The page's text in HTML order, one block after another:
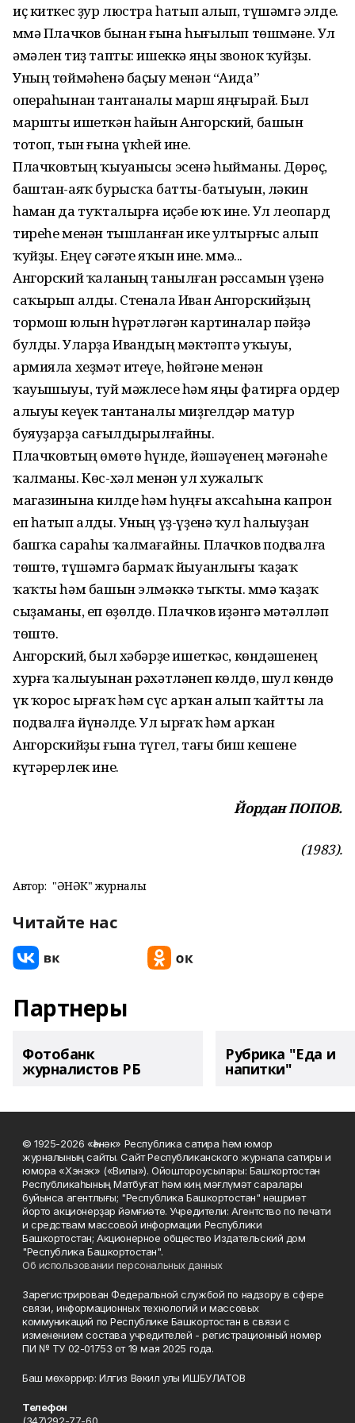
иҫ киткес ҙур люстра һатып алып, түшәм­гә элде.
Әммә Плачков бынан ғына һығылып төшмәне. Ул
әмәлен тиҙ тапты: ишеккә яңы звонок ҡуйҙы.
Уның төймәһенә баҫыу менән “Аида”
операһынан тантаналы марш яңғырай. Был
маршты ишеткән һайын Ангорский, башын
тотоп, тын ғына үкһей ине.
Плачковтың ҡыуанысы эсенә һыйманы. Дөрөҫ,
баштан-аяҡ бурысҡа батты-батыуын, ләкин
һаман да туҡталырға иҫәбе юҡ ине. Ул леопард
тиреһе менән тышланған ике ултырғыс алып
ҡуйҙы. Еңеү сәғәте яҡын ине. Әммә...
Ангорский ҡаланың танылған рәссамын үҙенә
саҡырып алды. Стенала Иван Ангорскийҙың
тормош юлын һүрәтләгән картиналар пәйҙә
булды. Уларҙа Ивандың мәктәптә уҡыуы,
армияла хеҙмәт итеүе, һөйгәне менән
ҡауышыуы, туй мәжлесе һәм яңы фатирға ордер
алыуы кеүек тантаналы миҙгелдәр матур
буяуҙарҙа сағылдырыл­ғай­ны.
Плачковтың өмөтө һүнде, йә­шәүенең мәғәнәһе
ҡалманы. Көс-хәл менән ул хужалыҡ
магазинына килде һәм һуңғы аҡ­саһына капрон
еп һатып алды. Уның үҙ-үҙенә ҡул һалыуҙан
башҡа сараһы ҡалмағайны. Плачков подвалға
төштө, тү­шәмгә бармаҡ йыуанлығы ҡа­ҙаҡ
ҡаҡты һәм башын элмәккә тыҡты. Әммә ҡаҙаҡ
сыҙаманы, еп өҙөлдө. Плачков иҙәнгә мә­тәл­ләп
төштө.
Ангорский, был хәбәрҙе ишет­­кәс, көндәшенең
хурға ҡалыуынан рәхәтләнеп көлдө, шул көндө
үк ҡорос ырғаҡ һәм сүс арҡан алып ҡайтты ла
под­валға йүнәлде. Ул ырғаҡ һәм ар­ҡан
Ангорскийҙы ғына түгел, тағы биш кешене
күтәрерлек ине.
Йордан ПОПОВ.
(1983).
Автор: "ҺӘНӘК" журналы
Читайте нас
Партнеры
Фотобанк
журналистов РБ
Рубрика "Еда и
напитки"
© 1925-2026 «Һәнәк» Республика сатира һәм юмор
журналының сайты. Сайт Республиканского журнала сатиры и
юмора «Хэнэк» («Вилы»). Ойоштороусылары: Башҡортостан
Республикаһының Матбуғат һәм киң мәғлүмәт саралары
буйынса агентлығы; "Республика Башкортостан" нәшриәт
йорто акционерҙар йәмғиәте. Учредители: Агентство по печати
и средствам массовой информации Республики
Башкортостан; Акционерное общество Издательский дом
"Республика Башкортостан".
Об использовании персональных данных
Зарегистрирован Федеральной службой по надзору в сфере
связи, информационных технологий и массовых
коммуникаций по Республике Башкортостан в связи с
изменением состава учредителей - регистрационный номер
ПИ № ТУ 02-01753 от 19 мая 2025 года.
Баш мөхәррир: Илгиз Вәкил улы ИШБУЛАТОВ
Телефон